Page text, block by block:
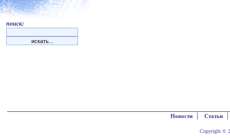
поиск:
Новости| Статьи
Copyright ©